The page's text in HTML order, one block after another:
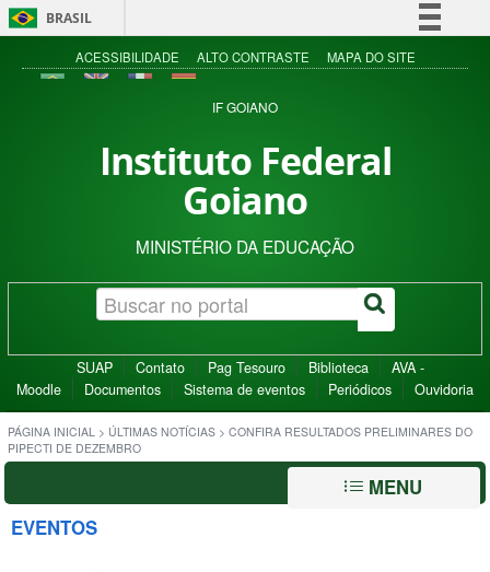
BRASIL
Simplifique!
Acesso à informação
ACESSIBILIDADE ALTO CONTRASTE MAPA DO SITE
IF GOIANO
Instituto Federal
Goiano
MINISTÉRIO DA EDUCAÇÃO
SUAP Contato Pag Tesouro Biblioteca
AVA -
Moodle
Documentos Sistema de eventos Periódicos Ouvidoria
PÁGINA INICIAL > ÚLTIMAS NOTÍCIAS > CONFIRA RESULTADOS PRELIMINARES DO
PIPECTI DE DEZEMBRO
MENU
EVENTOS